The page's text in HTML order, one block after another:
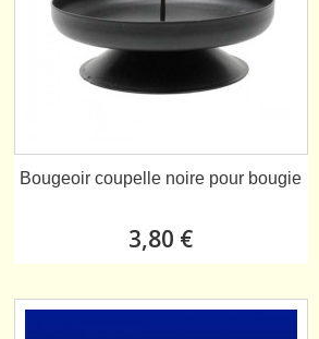
Bougeoir coupelle noire pour bougie
3,80 €